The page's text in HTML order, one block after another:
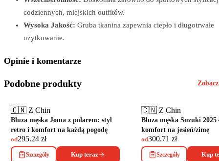
codziennych, miejskich outfitów.
Wysoka Jakość: Gruba tkanina zapewnia ciepło i długotrwałe
użytkowanie.
Opinie i komentarze
Podobne produkty
🇨🇳 Z Chin
Bluza męska Joma z polarem: styl
retro i komfort na każdą pogodę
od295.24 zł
Szczegóły Kup teraz
🇨🇳 Z Chin
Bluza męska Suzuki 2025
komfort na jesień/zimę
od300.71 zł
Szczegóły Kup